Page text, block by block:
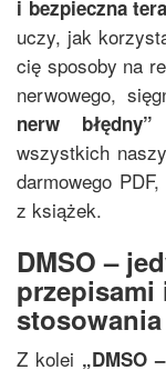
i bezpieczna
uczy, jak
cię sposoby na
nerwowego,
nerw błędny
wszystkich
darmowego
z książek.
DMSO –
przepisami
stosowania
Z kolei „DMSO